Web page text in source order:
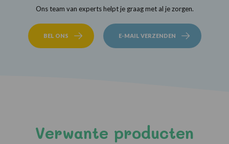
Ons team van experts helpt je graag met al je zorgen.
BEL ONS E-MAIL VERZENDEN
Verwante producten